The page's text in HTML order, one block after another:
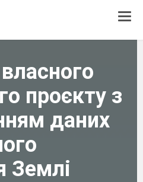
проєкту з
даних
Землі